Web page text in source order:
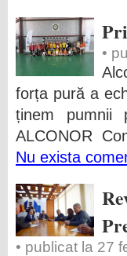
•
forța pură a
ținem pumnii
ALCONOR
Nu exista
• publicat la 27